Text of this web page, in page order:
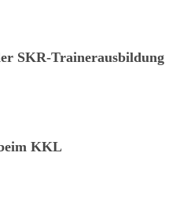
SKR-Trainerausbildung
KKL